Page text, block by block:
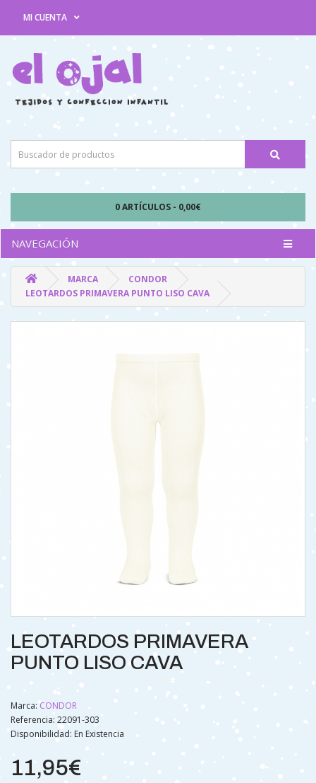
MI CUENTA
0 ARTÍCULOS - 0,00€
NAVEGACIÓN
MARCA
CONDOR
LEOTARDOS PRIMAVERA PUNTO LISO CAVA
LEOTARDOS PRIMAVERA
PUNTO LISO CAVA
Marca: CONDOR
Referencia: 22091-303
Disponibilidad: En Existencia
11,95€